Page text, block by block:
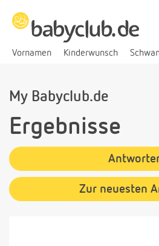
Vornamen Kinderwunsch
My Babyclub.de
Ergebnisse
Zur neuesten